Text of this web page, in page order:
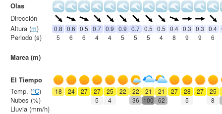
0.8 0.6 0.5 0.7 0.9 0.9 0.7 0.5 0.5 0.4 0.3 0.3 0.4
5
6 6 4 4 5 5 5 4 8 9 9 6
18 24 27 27 25 22 22 21 21 27 28 27
25
5
4 36 100 62 5 8
Olas
Dirección
Altura (m)
Periodo (s)
Marea (m)
El Tiempo
Temp. (°C)
Nubes (%)
Lluvia (mm/h)